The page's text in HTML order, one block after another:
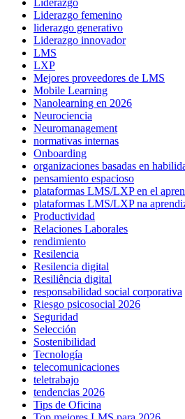
Liderazgo femenino
liderazgo generativo
Liderazgo innovador
LMS
LXP
Mejores proveedores de LMS
Mobile Learning
Nanolearning en 2026
Neurociencia
Neuromanagement
normativas internas
Onboarding
organizaciones basadas en
pensamiento espacioso
plataformas LMS/LXP en el
plataformas LMS/LXP na
Productividad
Relaciones Laborales
rendimiento
Resilencia
Resilencia digital
Resiliência digital
responsabilidad social corporativa
Riesgo psicosocial 2026
Seguridad
Selección
Sostenibilidad
Tecnología
telecomunicaciones
teletrabajo
tendencias 2026
Tips de Oficina